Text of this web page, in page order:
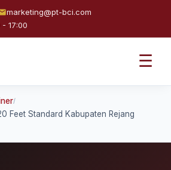
marketing@pt-bci.com
17:00
☰
/
Feet Standard Kabupaten Rejang